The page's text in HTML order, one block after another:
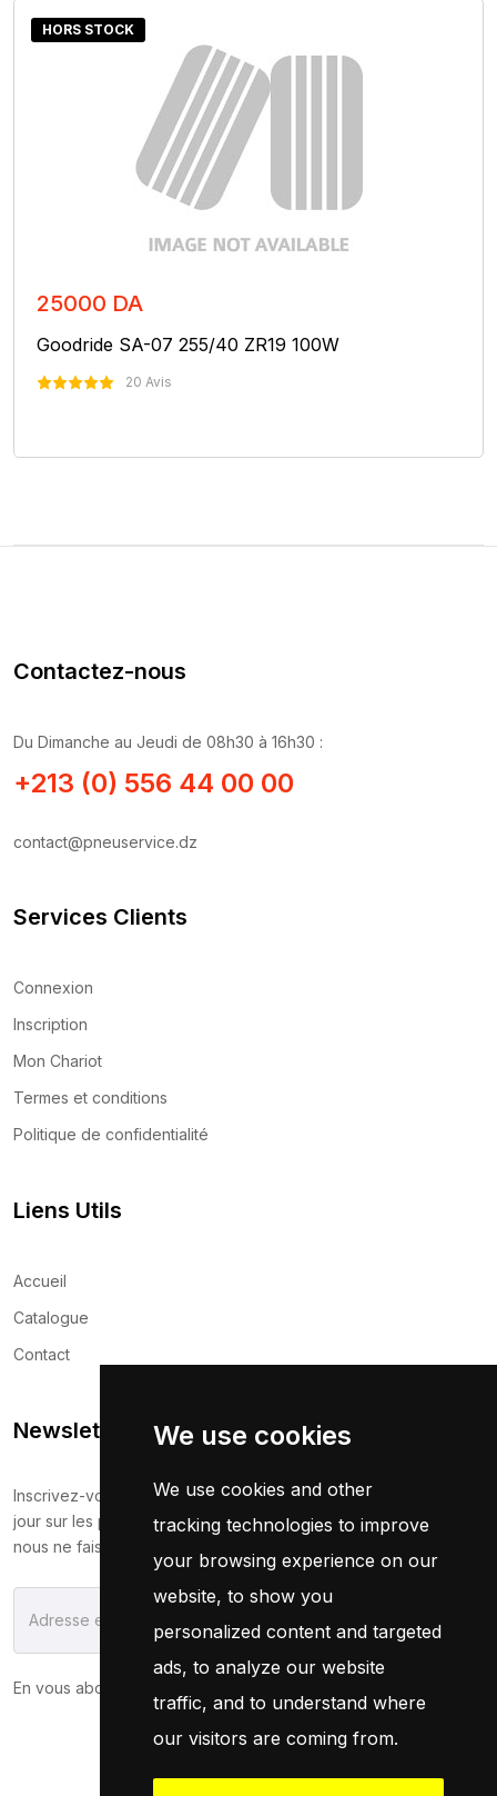
We use cookies
We use cookies and other
tracking technologies to improve
your browsing experience on our
website, to show you
personalized content and targeted
ads, to analyze our website
traffic, and to understand where
our visitors are coming from.
HORS STOCK
25000 DA
Goodride SA-07 255/40 ZR19 100W
20 Avis
Contactez-nous
Du Dimanche au Jeudi de 08h30 à 16h30 :
+213 (0) 556 44 00 00
contact@pneuservice.dz
Services Clients
Connexion
Inscription
Mon Chariot
Termes et conditions
Politique de confidentialité
Liens Utils
Accueil
Catalogue
Contact
Newsletter
Inscrivez-vous maintenant pour recevoir les dernières mises à
jour sur les promotions et les coupons. Ne vous inquiétez pas,
nous ne faisons pas de spam !
S'Abonner
En vous abonnant, vous acceptez notre